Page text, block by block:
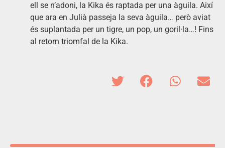
ell se n’adoni, la Kika és raptada per una àguila. Així
que ara en Julià passeja la seva àguila… però aviat
és suplantada per un tigre, un pop, un goril·la…! Fins
al retorn triomfal de la Kika.